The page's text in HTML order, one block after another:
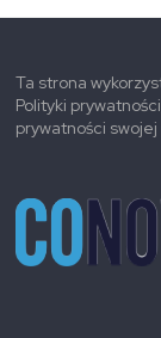
Ta strona
Polityki
prywatności